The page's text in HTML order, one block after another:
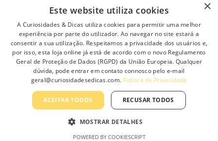
i
p
l
e
v
a
r
i
n
s
.
Minha
Conta
Minha conta
Carrinho de
Informa
ção
Sobre Nós
Contacte-nos
Curiosid
ades &
Dicas,
×
Este website utiliza cookies
A Curiosidades & Dicas utiliza cookies para permitir uma melhor
experiência por parte do utilizador. Ao navegar no site estará a
consentir a sua utilização. Respeitamos a privacidade dos usuários e,
por isso, esta loja online já está de acordo com o novo Regulamento
Geral de Proteção de Dados (RGPD) da União Europeia. Qualquer
dúvida, pode entrar em contato connosco pelo e-mail
geral@curiosidadesedicas.com. Política de Privacidade
ACEITAR TODOS RECUSAR TODOS
MOSTRAR DETALHES
POWERED BY COOKIESCRIPT